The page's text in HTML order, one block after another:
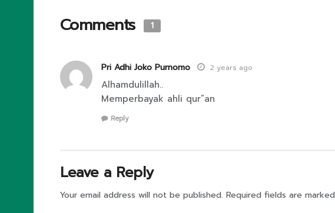
Comments 1
Pri Adhi Joko Purnomo 2 years ago
Alhamdulillah..
Memperbayak ahli qur”an
Reply
Leave a Reply
Your email address will not be published. Required fields are marked